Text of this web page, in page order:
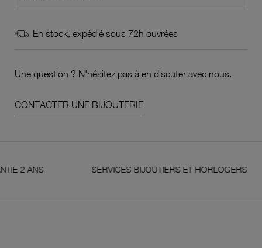
En stock, expédié sous 72h ouvrées
Une question ? N'hésitez pas à en discuter avec nous.
CONTACTER UNE BIJOUTERIE
SERVICES BIJOUTIERS ET HORLOGERS